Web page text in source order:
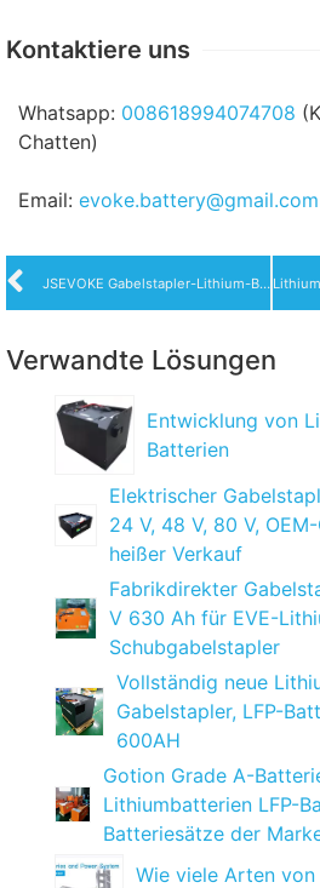
Kontaktiere uns
Whatsapp: 008618994074708
Chatten)
Email: evoke.battery@gmail.com
JSEVOKE Gabelstapler-Lithium-Batteriesatz, Lifepo4-Batterien, Linde Heli maßgeschneiderte Batterie für Palettengabelstapler
Verwandte Lösungen
Entwicklung von
Batterien
Elektrischer
24 V, 48 V, 80 V,
heißer Verkauf
Fabrikdirekter
V 630 Ah für EVE-
Schubgabelstapler
Vollständig neue
Gabelstapler, LFP-
600AH
Gotion Grade A-
Lithiumbatterien LFP-
Batteriesätze der
Wie viele Arten